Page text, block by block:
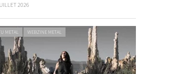
2026
METAL WEBZINE METAL